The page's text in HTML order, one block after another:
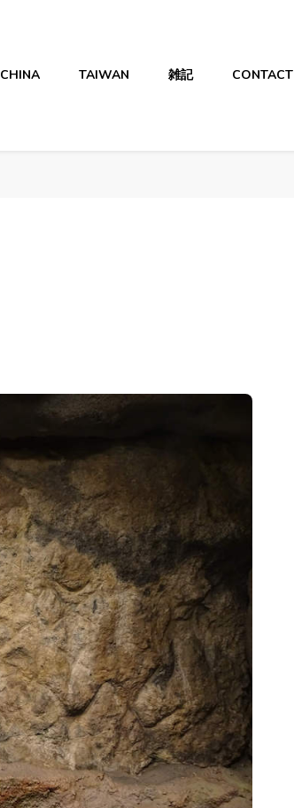
CHINA TAIWAN 雑記 CONTACT